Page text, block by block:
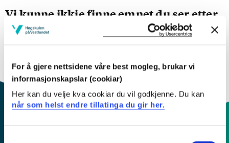
For å gjere nettsidene våre best mogleg, brukar vi
informasjonskapslar (cookiar)
Her kan du velje kva cookiar du vil godkjenne. Du kan
når som helst endre tillatinga du gir her.
Vi kunne ikkje finne emnet du ser etter
søke opp emnet du ser etter i
engelsk emneplan ved å klikke på «English».